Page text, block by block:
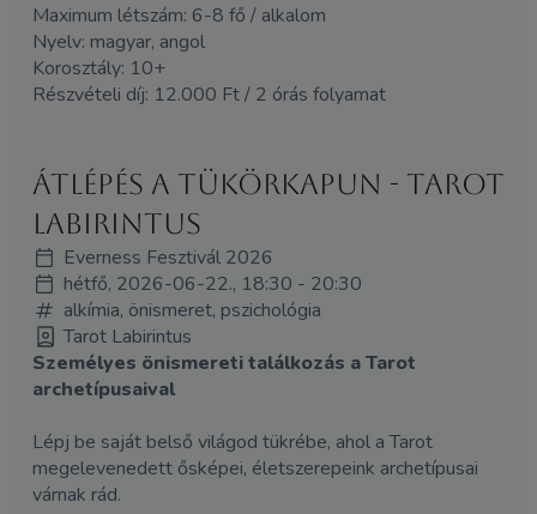
Maximum létszám: 6-8 fő / alkalom
Nyelv: magyar, angol
Korosztály: 10+
Részvételi díj: 12.000 Ft / 2 órás folyamat
Átlépés a tükörkapun - Tarot
Labirintus
Everness Fesztivál 2026
hétfő, 2026-06-22., 18:30 - 20:30
alkímia, önismeret, pszichológia
Tarot Labirintus
Személyes önismereti találkozás a Tarot
archetípusaival
Lépj be saját belső világod tükrébe, ahol a Tarot
megelevenedett ősképei, életszerepeink archetípusai
várnak rád.